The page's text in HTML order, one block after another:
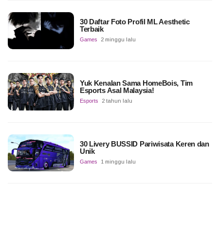
30 Daftar Foto Profil ML Aesthetic
Terbaik
Games 2 minggu lalu
Yuk Kenalan Sama HomeBois, Tim
Esports Asal Malaysia!
Esports 2 tahun lalu
30 Livery BUSSID Pariwisata Keren dan
Unik
Games 1 minggu lalu